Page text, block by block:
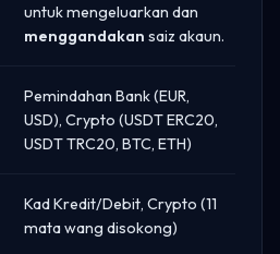
untuk mengeluarkan dan
menggandakan saiz akaun.
Pemindahan Bank (EUR,
USD), Crypto (USDT ERC20,
USDT TRC20, BTC, ETH)
Kad Kredit/Debit, Crypto (11
mata wang disokong)